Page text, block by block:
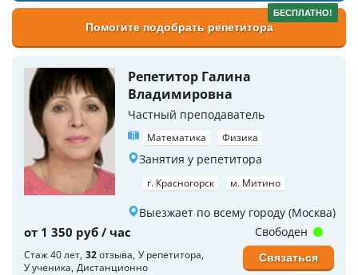
БЕСПЛАТНО!
Помогите подобрать репетитора
Репетитор Галина
Владимировна
Частный преподаватель
Математика Физика
Занятия у репетитора
г. Красногорск м. Митино
Выезжает по всему городу (Москва)
от 1 350 руб / час
Стаж 40 лет 32отзыва У репетитора
У ученика Дистанционно
Свободен
Связаться